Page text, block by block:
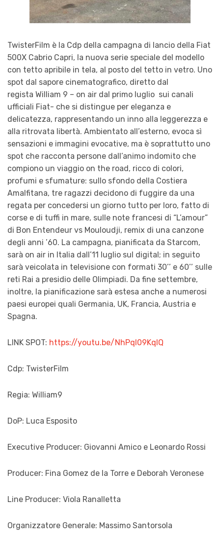
TwisterFilm è la Cdp della campagna di lancio della Fiat
500X Cabrio Capri, la nuova serie speciale del modello
con tetto apribile in tela, al posto del tetto in vetro. Uno
spot dal sapore cinematografico, diretto dal
regista William 9 – on air dal primo luglio sui canali
ufficiali Fiat- che si distingue per eleganza e
delicatezza, rappresentando un inno alla leggerezza e
alla ritrovata libertà. Ambientato all’esterno, evoca sì
sensazioni e immagini evocative, ma è soprattutto uno
spot che racconta persone dall’animo indomito che
compiono un viaggio on the road, ricco di colori,
profumi e sfumature: sullo sfondo della Costiera
Amalfitana, tre ragazzi decidono di fuggire da una
regata per concedersi un giorno tutto per loro, fatto di
corse e di tuffi in mare, sulle note francesi di “L’amour”
di Bon Entendeur vs Mouloudji, remix di una canzone
degli anni ’60. La campagna, pianificata da Starcom,
sarà on air in Italia dall’11 luglio sul digital; in seguito
sarà veicolata in televisione con formati 30’’ e 60’’ sulle
reti Rai a presidio delle Olimpiadi. Da fine settembre,
inoltre, la pianificazione sarà estesa anche a numerosi
paesi europei quali Germania, UK, Francia, Austria e
Spagna.
LINK SPOT: https://youtu.be/NhPqI09KqIQ
Cdp: TwisterFilm
Regia: William9
DoP: Luca Esposito
Executive Producer: Giovanni Amico e Leonardo Rossi
Producer: Fina Gomez de la Torre e Deborah Veronese
Line Producer: Viola Ranalletta
Organizzatore Generale: Massimo Santorsola